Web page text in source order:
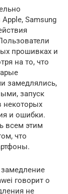
Samsung
прошивках и
на то, что
замедлялись,
запуск
некоторых
и ошибки.
всем этим
что
говорит о
не